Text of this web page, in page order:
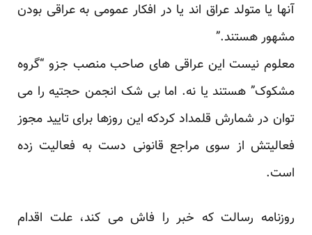
آنها یا متولد عراق اند یا در افکار عمومی به عراقی بودن
مشهور هستند.”
معلوم نیست این عراقی های صاحب منصب جزو “گروه
مشکوک” هستند یا نه. اما بی شک انجمن حجتیه را می
توان در شمارش قلمداد کردکه این روزها برای تایید مجوز
فعالیتش از سوی مراجع قانونی دست به فعالیت زده
است.
روزنامه رسالت که خبر را فاش می کند، علت اقدام